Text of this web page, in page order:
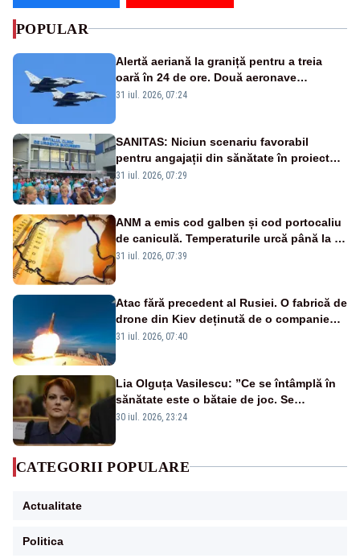
POPULAR
Alertă aeriană la graniță pentru a treia
oară în 24 de ore. Două aeronave
Eurofighter britanice au fost ridicate de la
31 iul. 2026, 07:24
SANITAS: Niciun scenariu favorabil
pentru angajații din sănătate în proiectul
Legii salarizării
31 iul. 2026, 07:29
ANM a emis cod galben și cod portocaliu
de caniculă. Temperaturile urcă până la 38
de grade, iar nopțile devin tropicale
31 iul. 2026, 07:39
Atac fără precedent al Rusiei. O fabrică de
drone din Kiev deținută de o companie
americană, distrusă de o rachetă
31 iul. 2026, 07:40
Lia Olguța Vasilescu: ”Ce se întâmplă în
sănătate este o bătaie de joc. Se
guvernează extraordinar de prost”
30 iul. 2026, 23:24
CATEGORII POPULARE
Actualitate
Politica